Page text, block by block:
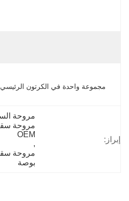
إبراز:
مروحة
OEM
,
بوصة